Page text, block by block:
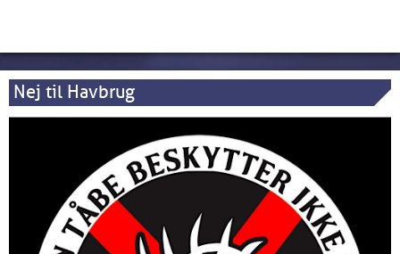
Nej til Havbrug